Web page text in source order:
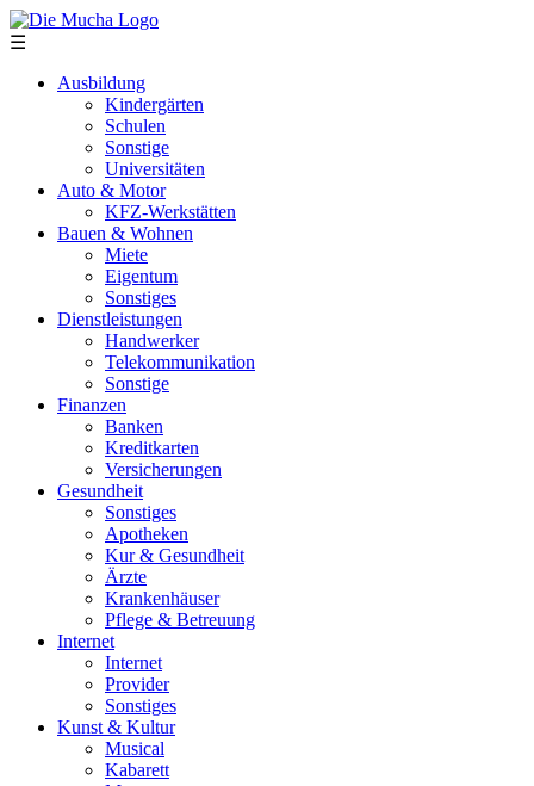
Direkt zum Inhalt
☰
Ausbildung
Kindergärten
Schulen
Sonstige
Universitäten
Auto & Motor
KFZ-Werkstätten
Bauen & Wohnen
Miete
Eigentum
Sonstiges
Dienstleistungen
Handwerker
Telekommunikation
Sonstige
Finanzen
Banken
Kreditkarten
Versicherungen
Gesundheit
Sonstiges
Apotheken
Kur & Gesundheit
Ärzte
Krankenhäuser
Pflege & Betreuung
Internet
Internet
Provider
Sonstiges
Kunst & Kultur
Musical
Kabarett